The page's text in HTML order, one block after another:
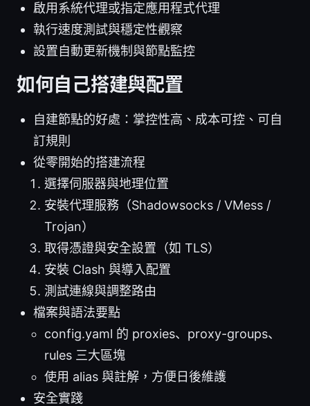
啟用系統代理或指定應用程式代理
執行速度測試與穩定性觀察
設置自動更新機制與節點監控
如何自己搭建與配置
自建節點的好處：掌控性高、成本可控、可自
訂規則
從零開始的搭建流程
選擇伺服器與地理位置
安裝代理服務（Shadowsocks / VMess /
Trojan）
取得憑證與安全設置（如 TLS）
安裝 Clash 與導入配置
測試連線與調整路由
檔案與語法要點
config.yaml 的 proxies、proxy-groups、
rules 三大區塊
使用 alias 與註解，方便日後維護
安全實踐